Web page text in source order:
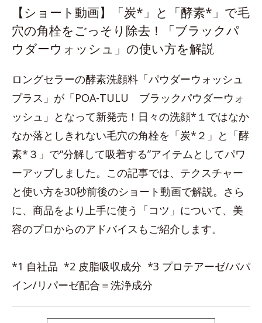
【ショート動画】「炭*」と「酵素*」で毛
穴の角栓をごっそり除去！「ブラックパ
ウダーウォッシュ」の使い方を解説
ロングセラーの酵素洗顔料「パウダーウォッシュ
プラス」が「POA-TULU ブラックパウダーウォ
ッシュ」となって新発売！日々の洗顔*１ではなか
なか落としきれない毛穴の角栓を「炭*２」と「酵
素*３」で“分解して吸着する”アイテムとしてパワ
ーアップしました。この記事では、テクスチャー
と使い方を30秒前後のショート動画で解説。さら
に、商品をより上手に使う「コツ」について、美
容のプロからのアドバイスもご紹介します。
*1 自社品 *2 皮脂吸収成分 *3 プロテアーゼ/パパ
イン/リパーゼ配合＝洗浄成分